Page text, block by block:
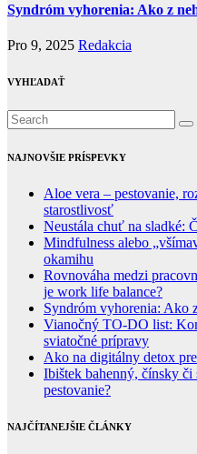
Syndróm vyhorenia: Ako z
Pro 9, 2025 Redakcia
VYHĽADAŤ
NAJNOVŠIE PRÍSPEVKY
Aloe vera – pestovanie,
starostlivosť
Neustála chuť na sladké:
Mindfulness alebo
okamihu
Rovnováha medzi
je work life balance?
Syndróm vyhorenia: Ako
Vianočný TO-DO list:
sviatočné prípravy
Ako na digitálny detox
Ibištek bahenný, čínsky
pestovanie?
NAJČÍTANEJŠIE ČLÁNKY